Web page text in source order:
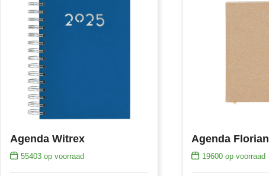
Agenda Witrex
55403op voorraad
Agenda Florian
19600 op voorraad